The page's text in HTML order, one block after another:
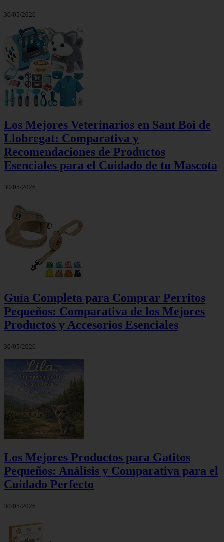
30/05/2026
Los Mejores Veterinarios en Sant Boi de
Llobregat: Comparativa y
Recomendaciones de Productos
Esenciales para el Cuidado de tu Mascota
30/05/2026
Guía Completa para Comprar Perritos
Pequeños: Comparativa de los Mejores
Productos y Accesorios Esenciales
30/05/2026
Los Mejores Productos para Gatitos
Pequeños: Análisis y Comparativa para el
Cuidado Perfecto
30/05/2026